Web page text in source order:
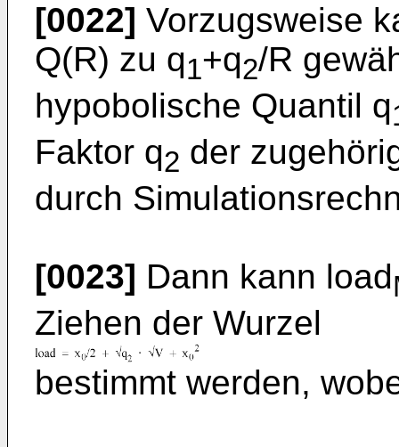
[0022] Vorzugsweise
Q(R) zu q1+q2/R
hypobolische Quantil q
Faktor q2 der
durch
[0023] Dann kann load
Ziehen der Wurzel
bestimmt werden,